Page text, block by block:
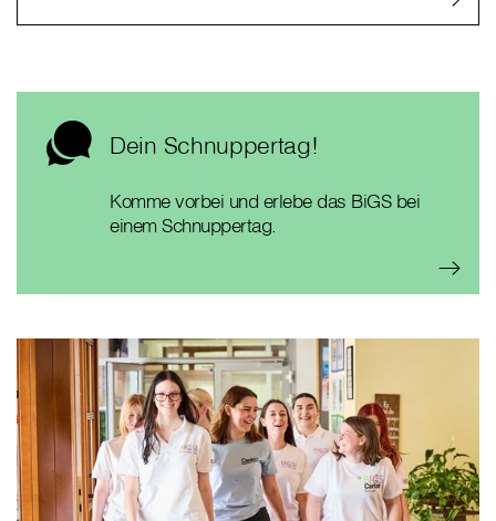
Dein Schnuppertag!
Komme vorbei und erlebe das BiGS bei
einem Schnuppertag.